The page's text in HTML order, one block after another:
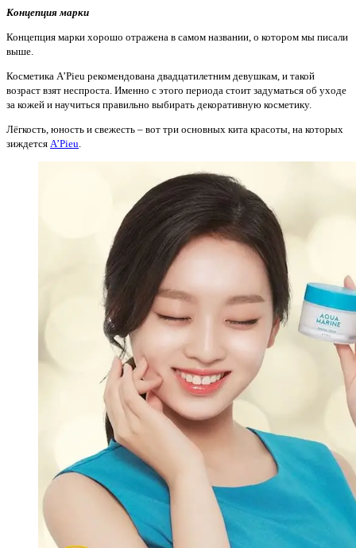
Концепция марки
Концепция марки хорошо отражена в самом названии, о котором мы писали
выше.
Косметика A’Pieu рекомендована двадцатилетним девушкам, и такой
возраст взят неспроста. Именно с этого периода стоит задуматься об уходе
за кожей и научиться правильно выбирать декоративную косметику.
Лёгкость, юность и свежесть – вот три основных кита красоты, на которых
зиждется A’Pieu